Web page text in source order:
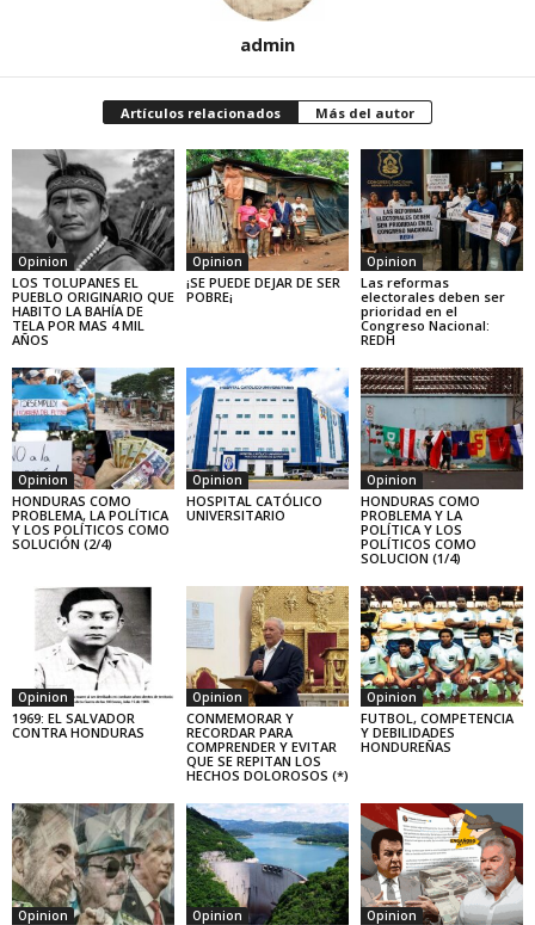
admin
Artículos relacionados Más del autor
Opinion
LOS TOLUPANES EL
PUEBLO ORIGINARIO QUE
HABITO LA BAHÍA DE
TELA POR MAS 4 MIL
AÑOS
Opinion
¡SE PUEDE DEJAR DE SER
POBRE¡
Opinion
Las reformas
electorales deben ser
prioridad en el
Congreso Nacional:
REDH
Opinion
HONDURAS COMO
PROBLEMA, LA POLÍTICA
Y LOS POLÍTICOS COMO
SOLUCIÓN (2/4)
Opinion
HOSPITAL CATÓLICO
UNIVERSITARIO
Opinion
HONDURAS COMO
PROBLEMA Y LA
POLÍTICA Y LOS
POLÍTICOS COMO
SOLUCION (1/4)
Opinion
1969: EL SALVADOR
CONTRA HONDURAS
Opinion
CONMEMORAR Y
RECORDAR PARA
COMPRENDER Y EVITAR
QUE SE REPITAN LOS
HECHOS DOLOROSOS (*)
Opinion
FUTBOL, COMPETENCIA
Y DEBILIDADES
HONDUREÑAS
Opinion Opinion Opinion